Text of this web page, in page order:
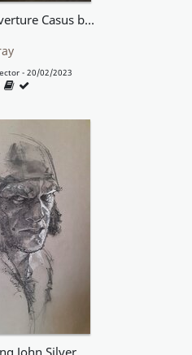
Star Wars couverture Casus belli 89
- 20/02/2023
John Silver